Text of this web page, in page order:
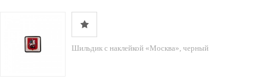
Шильдик с наклейкой «Москва», черный